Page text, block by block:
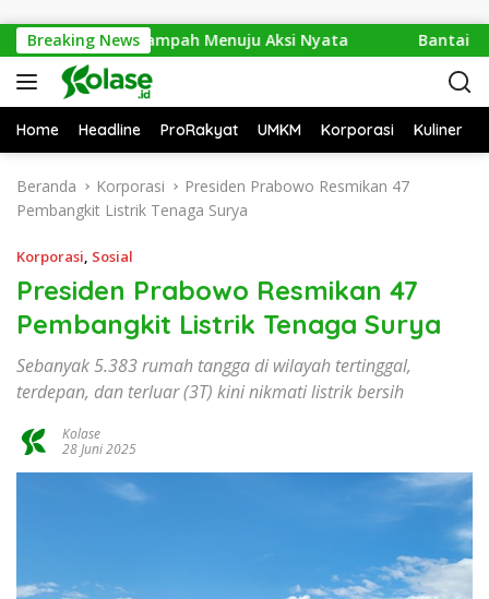
Breaking News
Dari Isu Sampah Menuju Aksi Nyata Bantai 2.600
Home Headline ProRakyat UMKM Korporasi Kuliner
Beranda Korporasi
Presiden Prabowo Resmikan 47
Pembangkit Listrik Tenaga Surya
Korporasi, Sosial
Presiden Prabowo Resmikan 47
Pembangkit Listrik Tenaga Surya
Sebanyak 5.383 rumah tangga di wilayah tertinggal,
terdepan, dan terluar (3T) kini nikmati listrik bersih
Kolase
28 Juni 2025